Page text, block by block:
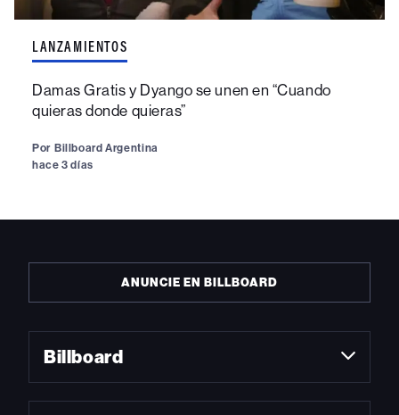
LANZAMIENTOS
Damas Gratis y Dyango se unen en “Cuando
quieras donde quieras”
Por Billboard Argentina
hace 3 días
ANUNCIE EN BILLBOARD
Billboard